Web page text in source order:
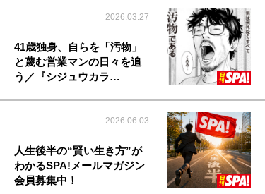
2026.03.27
41歳独身、自らを「汚物」
と蔑む営業マンの日々を追
う／『シジュウカラ…
2026.06.03
人生後半の“賢い生き方”が
わかるSPA!メールマガジン
会員募集中！